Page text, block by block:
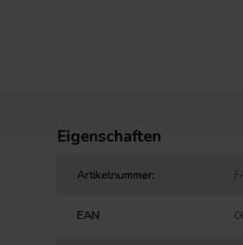
Eigenschaften
Artikelnummer:
EAN